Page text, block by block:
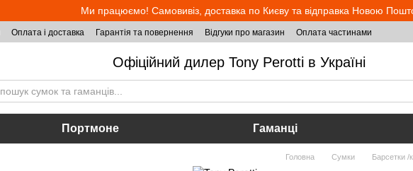
Ми працюємо! Самовивіз, доставка по Києву та відправка Новою
Оплата і доставка Гарантія та повернення Відгуки про магазин Оплата частинами
Офіційний дилер Tony Perotti в Україні
Портмоне Гаманці
Головна Сумки Барсетки /